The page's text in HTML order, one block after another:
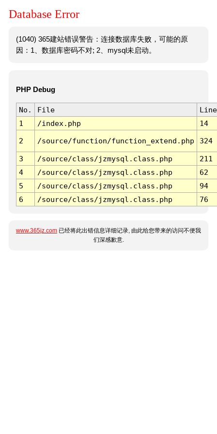
Database Error
(1040) 365建站错误警告：连接数据库失败，可能的原
因：1、数据库密码不对; 2、mysql未启动。
PHP Debug
No. File
Line
1
/index.php 14
2 /source/function/function_extend.php 324
3 /source/class/jzmysql.class.php
211
4
/source/class/jzmysql.class.php
62
5
/source/class/jzmysql.class.php
94
6
/source/class/jzmysql.class.php 76
www.365jz.com 已经将此出错信息详细记录, 由此给您带来的访问不便我
们深感歉意.